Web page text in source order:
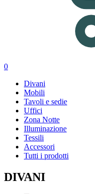
0
Divani
Mobili
Tavoli e sedie
Uffici
Zona Notte
Illuminazione
Tessili
Accessori
Tutti i prodotti
DIVANI